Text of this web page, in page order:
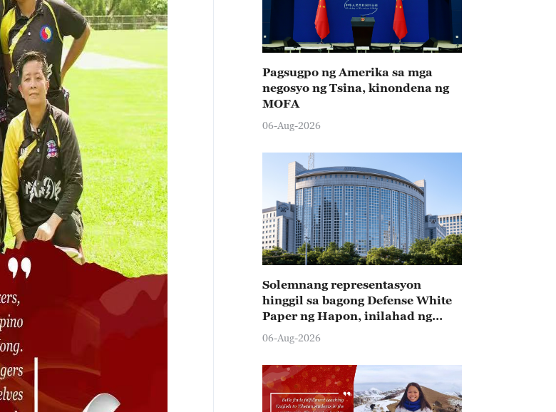
Pagsugpo ng Amerika sa mga
negosyo ng Tsina, kinondena ng
MOFA
06-Aug-2026
Solemnang representasyon
hinggil sa bagong Defense White
Paper ng Hapon, inilahad ng
Tsina
06-Aug-2026